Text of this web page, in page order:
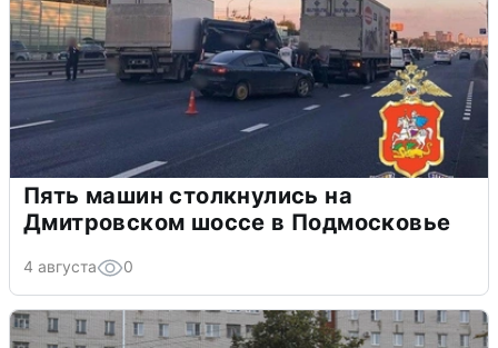
Пять машин столкнулись на
Дмитровском шоссе в Подмосковье
4 августа 0